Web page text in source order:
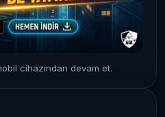
cihazından devam et.